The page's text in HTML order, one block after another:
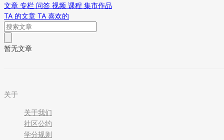
文章 专栏 问答 视频 课程 集市作品
TA 的文章 TA 喜欢的
暂无文章
关于
关于我们
社区公约
学分规则